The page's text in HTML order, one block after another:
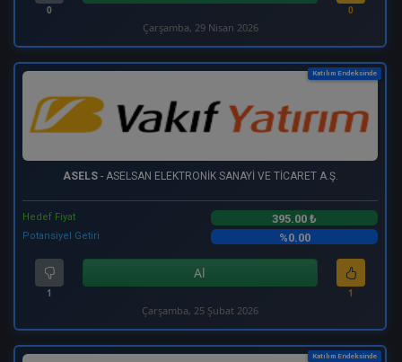
0 0
Çarşamba, 29 Nisan 2026
Katılım Endeksinde
ASELS- ASELSAN ELEKTRONİK SANAYİ VE TİCARET A.Ş.
Hedef Fiyat 395.00 ₺
Potansiyel Getiri %0.00
1
Al
1
Çarşamba, 25 Şubat 2026
Katılım Endeksinde